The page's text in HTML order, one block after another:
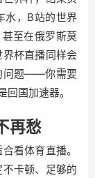
水，B站的世界
至在俄罗斯莫
杯直播同样会
问题——你需要
回国加速器。
再愁
看体育直播。
卡顿、足够的